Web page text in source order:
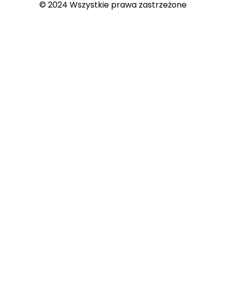
© 2024 Wszystkie prawa zastrzeżone